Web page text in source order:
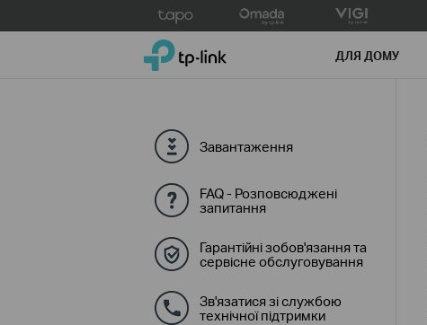
to
TP-Link, Reliably Smart ДЛЯ ДОМУ
Завантаження
FAQ - Розповсюджені
запитання
Гарантійні зобов'язання та
сервісне обслуговування
Зв'язатися зі службою
технічної підтримки